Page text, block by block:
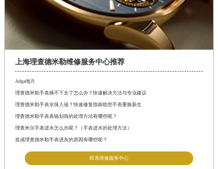
上海理查德米勒维修服务中心推荐
Adga地方
理查德米勒手表摘不下去了怎么办？快速解决方法与专业建议
理查德米勒手表水珠入侵？快速修复指南助您手表重焕新生
理查德米勒手表表镜划痕的处理方法有哪些呢？
理查米尔手表进水怎么办呢？（手表进水的处理方法）
造成理查德米勒手表进灰的原因有哪些呢？
联系维修服务中心